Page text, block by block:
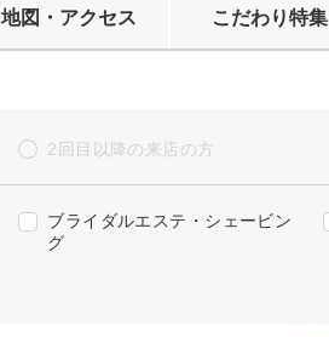
地図・アクセス こだわり特集
2回目以降の来店の方
ブライダルエステ・シェービン
グ